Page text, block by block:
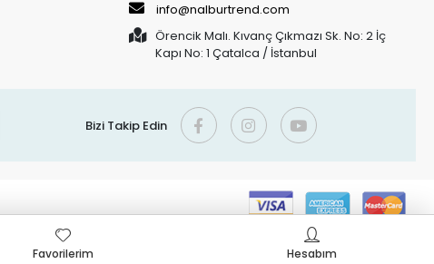
info@nalburtrend.com
Örencik Malı. Kıvanç Çıkmazı Sk. No: 2 İç
Kapı No: 1 Çatalca / İstanbul
Bizi Takip Edin
Favorilerim
Hesabım